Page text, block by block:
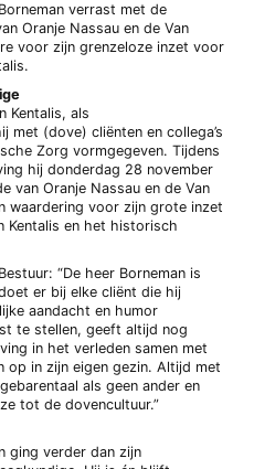
verrast met de
Oranje Nassau en de Van
voor zijn grenzeloze inzet voor
Kentalis, als
met (dove) cliënten en collega’s
Zorg vormgegeven. Tijdens
hij donderdag 28 november
van Oranje Nassau en de Van
waardering voor zijn grote inzet
Kentalis en het historisch
“De heer Borneman is
er bij elke cliënt die hij
aandacht en humor
te stellen, geeft altijd nog
in het verleden samen met
op in zijn eigen gezin. Altijd met
als geen ander en
tot de dovencultuur.”
ging verder dan zijn